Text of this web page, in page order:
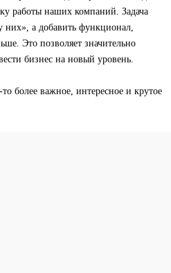
работы наших компаний. Задача
них», а добавить функционал,
Это позволяет значительно
бизнес на новый уровень.
более важное, интересное и крутое